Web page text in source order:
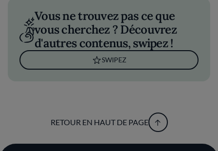
Vous ne trouvez pas ce que
vous cherchez ? Découvrez
d'autres contenus, swipez !
SWIPEZ
RETOUR EN HAUT DE PAGE